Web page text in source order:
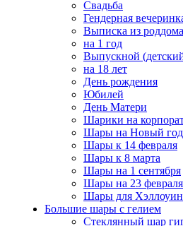
Свадьба
Гендерная
Выписка из роддома
на 1 год
Выпускной
на 18 лет
День рождения
Юбилей
День Матери
Шарики на
Шары на Новый год
Шары к 14 февраля
Шары к 8 марта
Шары на 1 сентября
Шары на 23 февраля
Шары для
Большие шары с гелием
Стеклянный шар